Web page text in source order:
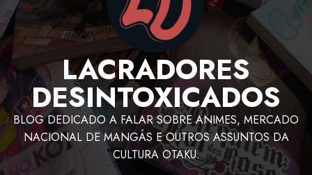
LACRADORES
DESINTOXICADOS
BLOG DEDICADO A FALAR SOBRE ANIMES, MERCADO
NACIONAL DE MANGÁS E OUTROS ASSUNTOS DA
CULTURA OTAKU.